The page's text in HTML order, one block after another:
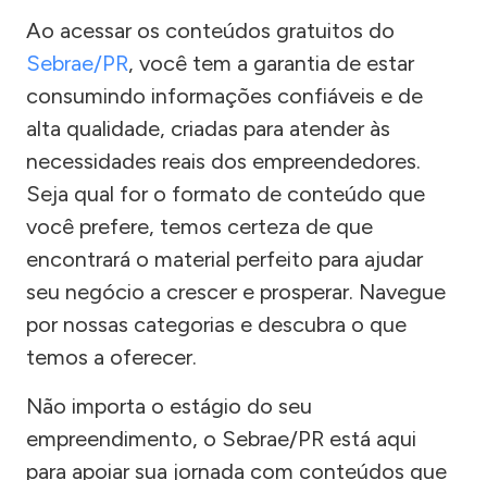
Ao acessar os conteúdos gratuitos do
Sebrae/PR, você tem a garantia de estar
consumindo informações confiáveis e de
alta qualidade, criadas para atender às
necessidades reais dos empreendedores.
Seja qual for o formato de conteúdo que
você prefere, temos certeza de que
encontrará o material perfeito para ajudar
seu negócio a crescer e prosperar. Navegue
por nossas categorias e descubra o que
temos a oferecer.
Não importa o estágio do seu
empreendimento, o Sebrae/PR está aqui
para apoiar sua jornada com conteúdos que